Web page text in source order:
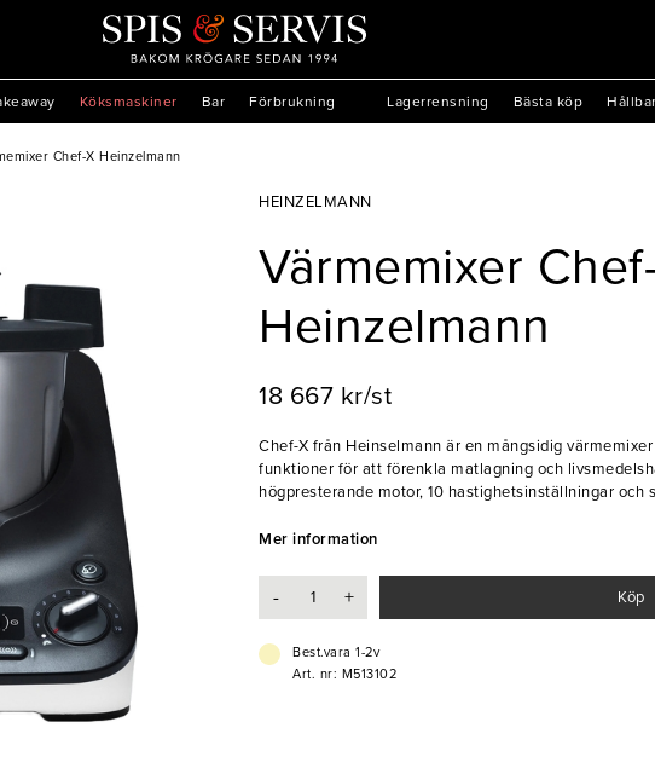
Köksmaskiner Bar Förbrukning Lagerrensning Bästa köp
Chef-X Heinzelmann
HEINZELMANN
Värmemixer
Heinzelmann
18 667 kr/st
Chef-X från Heinselmann är en mångsidig
funktioner för att förenkla matlagning och
högpresterande motor, 10 hastighetsinställningar
Dessutom klarar mixern av varma livsmedel upp till
- Temperaturområde: 37-130°C
- Kraftfull motor
- Specialfunktioner: reversering, multipuls,
Mer information
- + Köp
Best.vara 1-2v
Art. nr: M513102